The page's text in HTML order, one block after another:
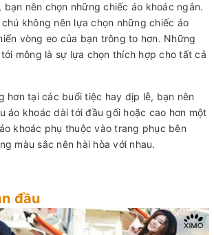
nên chọn những chiếc áo khoác ngắn.
không nên lựa chọn những chiếc áo
vòng eo của bạn trông to hơn. Những
mông là sự lựa chọn thích hợp cho tất cả
hơn tại các buổi tiệc hay dịp lễ, bạn nên
áo khoác dài tới đầu gối hoặc cao hơn một
khoác phụ thuộc vào trang phục bên
màu sắc nên hài hòa với nhau.
đầu